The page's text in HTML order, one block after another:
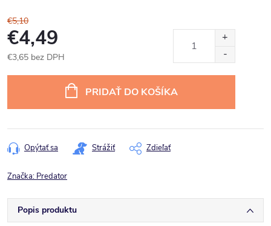
€5,10
€4,49
€3,65 bez DPH
PRIDAŤ DO KOŠÍKA
Opýtať sa Strážiť Zdieľať
Značka: Predator
Popis produktu